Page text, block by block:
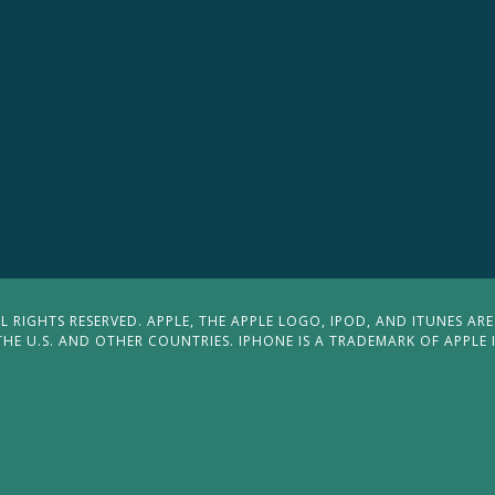
RESERVED. APPLE, THE APPLE LOGO, IPOD, AND ITUNES
U.S. AND OTHER COUNTRIES. IPHONE IS A TRADEMARK OF APPLE